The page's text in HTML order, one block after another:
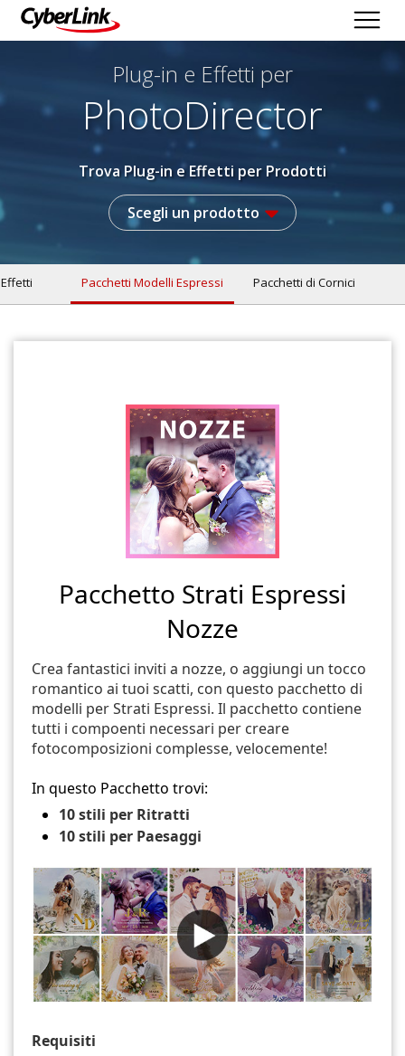
Plug-in e Effetti per
PhotoDirector
Trova Plug-in e Effetti per Prodotti
Scegli un prodotto
Pacchetti Modelli Espressi Pacchetti di Cornici
Pacchetto Strati Espressi
Nozze
Crea fantastici inviti a nozze, o aggiungi un tocco
romantico ai tuoi scatti, con questo pacchetto di
modelli per Strati Espressi. Il pacchetto contiene
tutti i compoenti necessari per creare
fotocomposizioni complesse, velocemente!
In questo Pacchetto trovi:
10 stili per Ritratti
10 stili per Paesaggi
Requisiti